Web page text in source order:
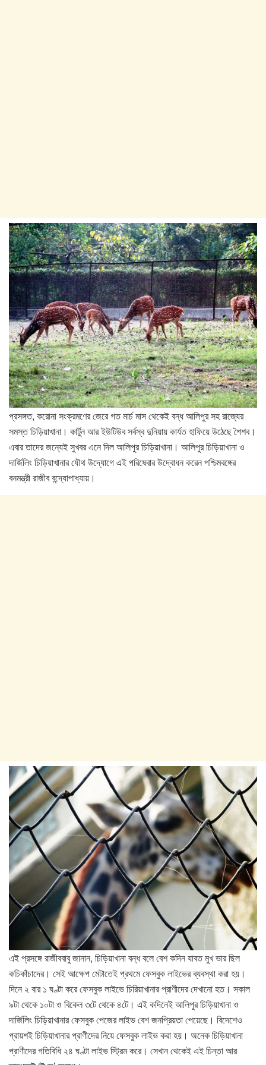
প্রসঙ্গত, করোনা সংক্রমণের জেরে গত মার্চ মাস থেকেই বন্ধ আলিপুর সহ রাজ্যের
সমস্ত চিড়িয়াখানা। কার্টুন আর ইউটিউব সর্বস্ব দুনিয়ায় কার্যত হাফিয়ে উঠেছে শৈশব।
এবার তাদের জন্যেই সুখবর এনে দিল আলিপুর চিড়িয়াখানা। আলিপুর চিড়িয়াখানা ও
দার্জিলিং চিড়িয়াখানার যৌথ উদ্যোগে এই পরিষেবার উদ্বোধন করেন পশ্চিমবঙ্গের
বনমন্ত্রী রাজীব বন্দ্যোপাধ্যায়।
এই প্রসঙ্গে রাজীববাবু জানান, চিড়িয়াখানা বন্ধ বলে বেশ কদিন যাবত মুখ ভার ছিল
কচিকাঁচাদের। সেই আক্ষেপ মেটাতেই প্রথমে ফেসবুক লাইভের ব্যবস্থা করা হয়।
দিনে ২ বার ১ ঘণ্টা করে ফেসবুক লাইভে চিরিয়াখানার প্রাণীদের দেখানো হত। সকাল
৯টা থেকে ১০টা ও বিকেল ৩টে থেকে ৪টে। এই কদিনেই আলিপুর চিড়িয়াখানা ও
দার্জিলিং চিড়িয়াখানার ফেসবুক পেজের লাইভ বেশ জনপ্রিয়তা পেয়েছে। বিদেশেও
প্রায়শই চিড়িয়াখানার প্রাণীদের নিয়ে ফেসবুক লাইভ করা হয়। অনেক চিড়িয়াখানা
প্রাণীদের গতিবিধি ২৪ ঘণ্টা লাইভ স্ট্রিম করে। সেখান থেকেই এই চিন্তা আর